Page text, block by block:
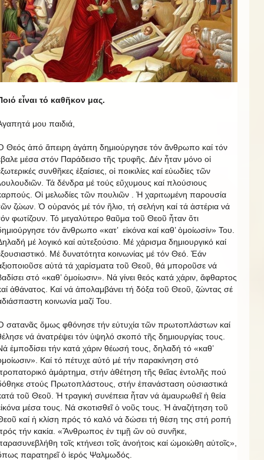
εἶναι τό καθῆκον μας.
μου παιδιά,
Θεός ἀπό ἄπειρη ἀγάπη δημιούργησε τόν ἄνθρωπο καί τόν
μέσα στόν Παράδεισο τῆς τρυφῆς. Δέν ἦταν μόνο οἱ
συνθῆκες ἐξαίσιες, οἱ ποικιλίες καί εὐωδίες τῶν
Τά δένδρα μέ τούς εὔχυμους καί πλούσιους
Οἱ μελωδίες τῶν πουλιῶν . Ἡ χαριτωμένη παρουσία
ζώων. Ὁ οὐρανός μέ τόν ἥλιο, τή σελήνη καί τά ἀστέρια νά
φωτίζουν. Τό μεγαλύτερο θαῦμα τοῦ Θεοῦ ἦταν ὅτι
τόν ἄνθρωπο «κατ’ εἰκόνα καί καθ’ ὁμοίωσίν» Του.
μέ λογικό καί αὐτεξούσιο. Μέ χάρισμα δημιουργικό καί
Μέ δυνατότητα κοινωνίας μέ τόν Θεό. Ἐάν
αὐτά τά χαρίσματα τοῦ Θεοῦ, θά μποροῦσε νά
στό «καθ’ ὁμοίωσιν». Νά γίνει θεός κατά χάριν, ἄφθαρτος
ἀθάνατος. Καί νά ἀπολαμβάνει τή δόξα τοῦ Θεοῦ, ζώντας σέ
κοινωνία μαζί Του.
σατανᾶς ὅμως φθόνησε τήν εὐτυχία τῶν πρωτοπλάστων καί
νά ἀνατρέψει τόν ὑψηλό σκοπό τῆς δημιουργίας τους.
ἐμποδίσει τήν κατά χάριν θέωσή τους, δηλαδή τό «καθ’
Καί τό πέτυχε αὐτό μέ τήν παρακίνηση στό
ἁμάρτημα, στήν ἀθέτηση τῆς θεῖας ἐντολῆς πού
στούς Πρωτοπλάστους, στήν ἐπανάσταση οὐσιαστικά
τοῦ Θεοῦ. Ἡ τραγική συνέπεια ἦταν νά ἀμαυρωθεῖ ἡ θεία
μέσα τους. Νά σκοτισθεῖ ὁ νοῦς τους. Ἡ ἀναζήτηση τοῦ
καί ἡ κλίση πρός τό καλό νά δώσει τή θέση της στή ροπή
τήν κακία. «Ἄνθρωπος ἐν τιμῇ ὤν οὐ συνῆκε,
τοῖς κτήνεσι τοῖς ἀνοήτοις καί ὡμοιώθη αὐτοῖς»,
παρατηρεῖ ὁ ἱερός Ψαλμωδός.